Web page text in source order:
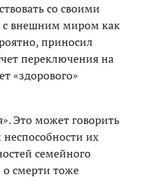
со своими
с внешним миром как
приносил
переключения на
«здорового»
Это может говорить
их
семейного
смерти тоже